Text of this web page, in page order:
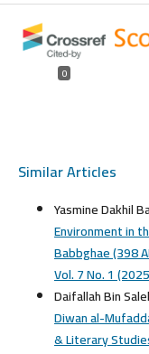
0
Similar Articles
Yasmine Dakhil
Environment in
Babbghae (398
Vol. 7 No. 1
Daifallah Bin
Diwan al-
& Literary